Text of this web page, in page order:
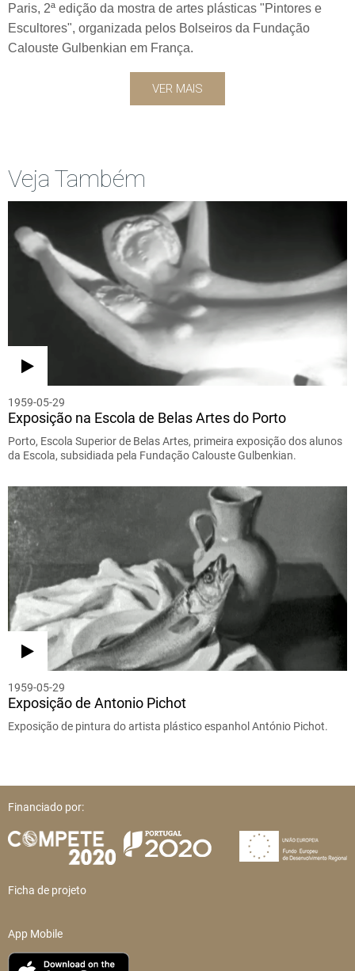
Paris, 2ª edição da mostra de artes plásticas "Pintores e
Escultores", organizada pelos Bolseiros da Fundação
Calouste Gulbenkian em França.
VER MAIS
Veja Também
1959-05-29
Exposição na Escola de Belas Artes do Porto
Porto, Escola Superior de Belas Artes, primeira exposição dos alunos
da Escola, subsidiada pela Fundação Calouste Gulbenkian.
1959-05-29
Exposição de Antonio Pichot
Exposição de pintura do artista plástico espanhol António Pichot.
Financiado por:
Ficha de projeto
App Mobile